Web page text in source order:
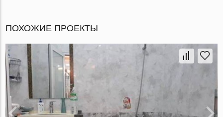
ПОХОЖИЕ ПРОЕКТЫ